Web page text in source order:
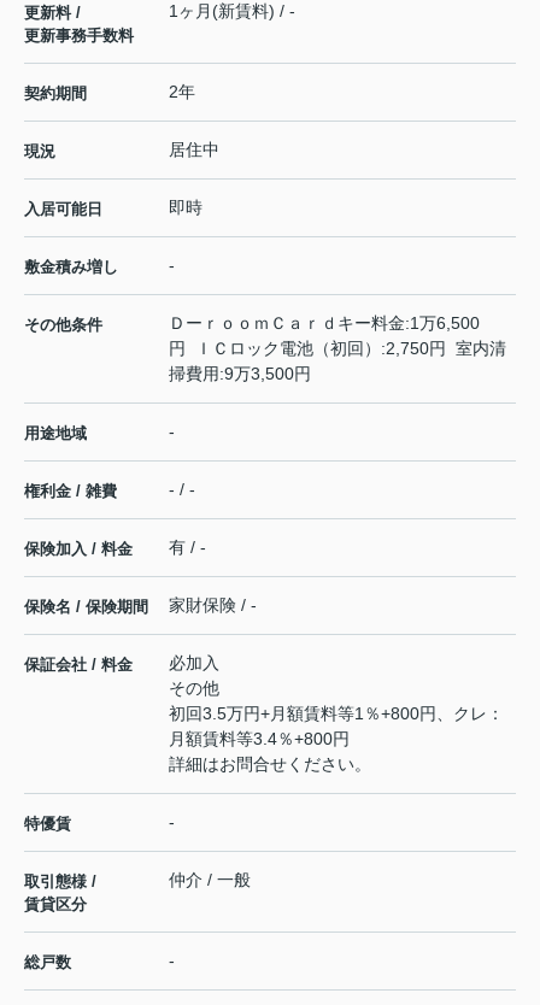
更新料 /
更新事務手数料
1ヶ月(新賃料) / -
契約期間 2年
現況 居住中
入居可能日 即時
敷金積み増し -
その他条件
ＤーｒｏｏｍＣａｒｄキー料金:1万6,500
円 ＩＣロック電池（初回）:2,750円 室内清
掃費用:9万3,500円
用途地域 -
権利金 / 雑費 - / -
保険加入 / 料金 有 / -
保険名 / 保険期間 家財保険 / -
保証会社 / 料金
必加入
その他
初回3.5万円+月額賃料等1％+800円、クレ：
月額賃料等3.4％+800円
詳細はお問合せください。
特優賃 -
取引態様 /
賃貸区分
仲介 / 一般
総戸数 -